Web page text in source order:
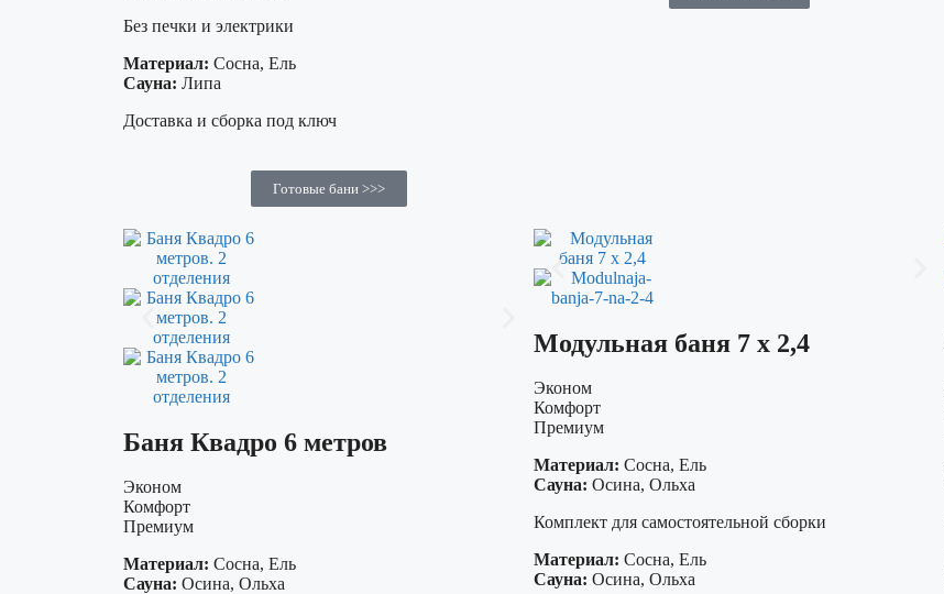
Без печки и электрики
Материал: Сосна, Ель
Сауна: Липа
Доставка и сборка под ключ
Готовые бани >>>
Баня Квадро 6 метров
Эконом
Комфорт
Премиум
Материал: Сосна, Ель
Сауна: Осина, Ольха
Модульная баня 7 х 2,4
Эконом
Комфорт
Премиум
Материал: Сосна, Ель
Сауна: Осина, Ольха
Комплект для самостоятельной сборки
Материал: Сосна, Ель
Сауна: Осина, Ольха